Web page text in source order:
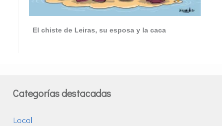
El chiste de Leiras, su esposa y la caca
Categorías destacadas
Local